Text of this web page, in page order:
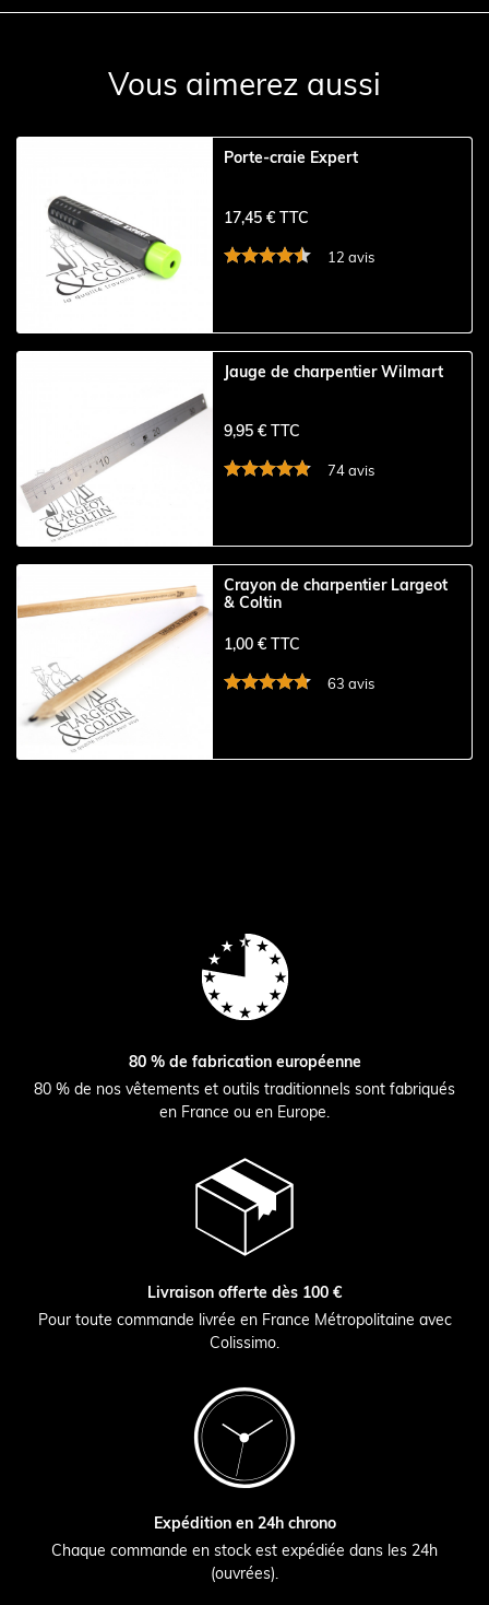
Vous aimerez aussi
Porte-craie Expert
17,45 € TTC
12 avis
Jauge de charpentier Wilmart
9,95 € TTC
74 avis
Crayon de charpentier Largeot
& Coltin
1,00 € TTC
63 avis
80 % de fabrication européenne
80 % de nos vêtements et outils traditionnels sont fabriqués
en France ou en Europe.
Livraison offerte dès 100 €
Pour toute commande livrée en France Métropolitaine avec
Colissimo.
Expédition en 24h chrono
Chaque commande en stock est expédiée dans les 24h
(ouvrées).